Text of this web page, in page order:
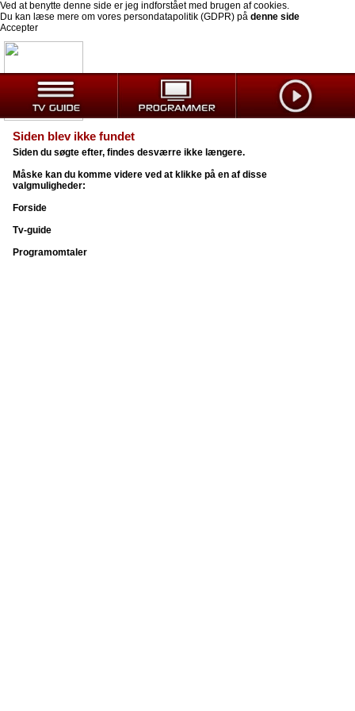
Ved at benytte denne side er jeg indforstået med brugen af cookies.
Du kan læse mere om vores persondatapolitik (GDPR) på denne side
Accepter
Siden blev ikke fundet
Siden du søgte efter, findes desværre ikke længere.
Måske kan du komme videre ved at klikke på en af disse
valgmuligheder:
Forside
Tv-guide
Programomtaler